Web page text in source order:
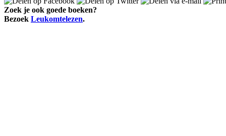
Zoek je ook goede boeken?
Bezoek Leukomtelezen.